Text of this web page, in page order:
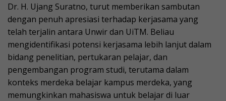
Dr. H. Ujang Suratno, turut memberikan sambutan
dengan penuh apresiasi terhadap kerjasama yang
telah terjalin antara Unwir dan UiTM. Beliau
mengidentifikasi potensi kerjasama lebih lanjut dalam
bidang penelitian, pertukaran pelajar, dan
pengembangan program studi, terutama dalam
konteks merdeka belajar kampus merdeka, yang
memungkinkan mahasiswa untuk belajar di luar